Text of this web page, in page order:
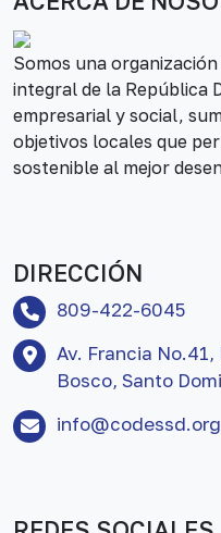
Somos una
integral de la República
empresarial y social,
objetivos locales que
sostenible al mejor
DIRECCIÓN
809-422-6045
Av. Francia
Bosco, Santo
info@codessd.org